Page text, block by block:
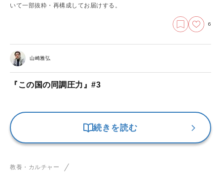
いて一部抜粋・再構成してお届けする。
6
山崎雅弘
『この国の同調圧力』#3
続きを読む
教養・カルチャー